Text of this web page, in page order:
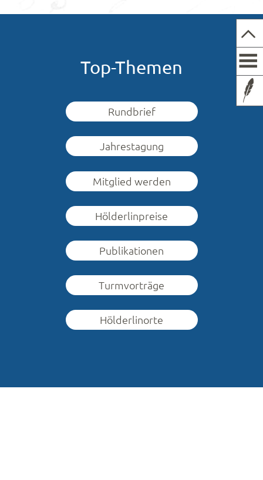
Top-Themen
Rundbrief
Jahrestagung
Mitglied werden
Hölderlinpreise
Publikationen
Turmvorträge
Hölderlinorte